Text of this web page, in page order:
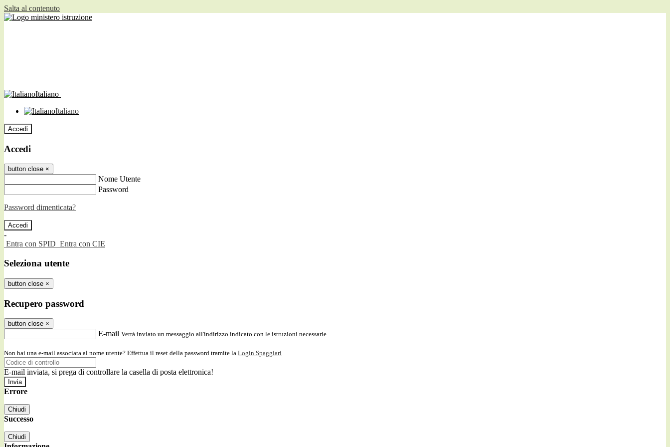
Salta al contenuto
Italiano
Italiano
Accedi
Accedi
button close ×
Nome Utente
Password
Password dimenticata?
-
Entra con SPID Entra con CIE
Seleziona utente
button close ×
Recupero password
button close ×
E-mail Verrà inviato un messaggio all'indirizzo indicato con le istruzioni necessarie.
Non hai una e-mail associata al nome utente? Effettua il reset della password tramite la Login Spaggiari
E-mail inviata, si prega di controllare la casella di posta elettronica!
Errore
Chiudi
Successo
Chiudi